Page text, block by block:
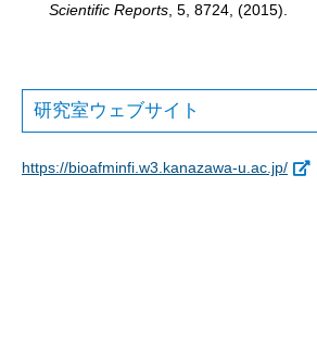
Scientific Reports , 5, 8724, (2015).
研究室ウェブサイト
https://bioafminfi.w3.kanazawa-u.ac.jp/